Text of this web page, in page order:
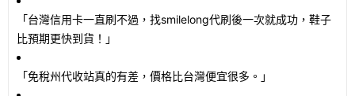
「台灣信用卡一直刷不過，找smilelong代刷後一次就成功，鞋子
比預期更快到貨！」
「免稅州代收站真的有差，價格比台灣便宜很多。」